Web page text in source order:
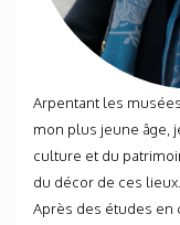
Arpentant les
mon plus jeune âge,
culture et du
du décor de ces lieux.
Après des études en